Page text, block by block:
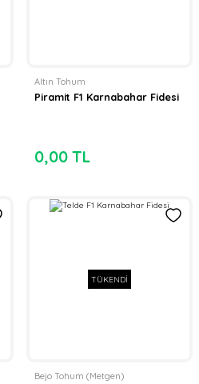
Altın Tohum
Piramit F1 Karnabahar Fidesi
0,00 TL
TÜKENDİ
Bejo Tohum (Metgen)